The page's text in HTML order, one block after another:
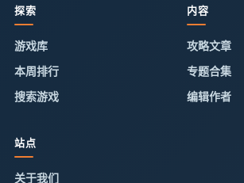
探索
游戏库
本周排行
搜索游戏
内容
攻略文章
专题合集
编辑作者
站点
关于我们